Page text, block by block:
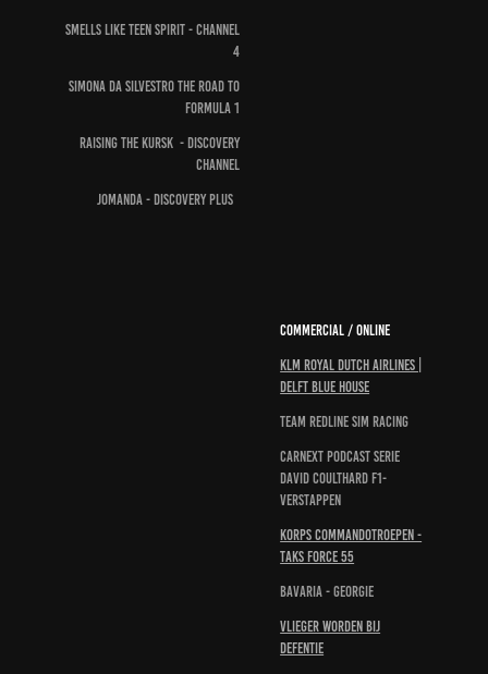
Smells like teen spirit - Channel
4
Simona da Silvestro The road to
Formula 1
Raising the Kursk - Discovery
channel
jomanda - discovery plus
Commercial / Online
KLM Royal Dutch Airlines |
Delft Blue House
Team redline sim racing
Carnext podcast serie
David Coulthard F1-
Verstappen
Korps Commandotroepen -
Taks Force 55
Bavaria - Georgie
Vlieger worden bij
defentie